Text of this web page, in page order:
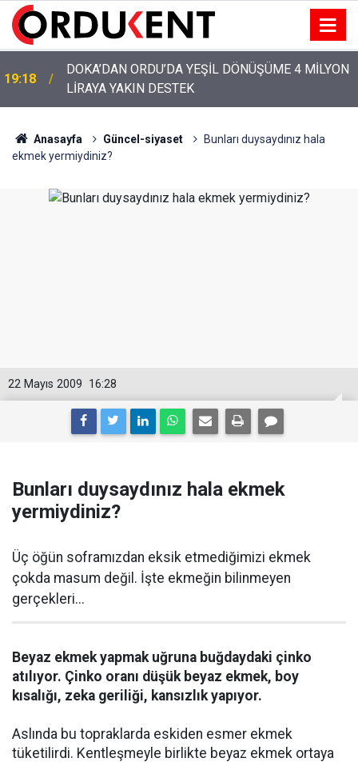
12:46
YENİ PARTİ’NİN ORDU’DAKİ 69 KİŞİLİK KURUCU
KADROSU AÇIKLANDI
Anasayfa Güncel-siyaset
Bunları duysaydınız hala
ekmek yermiydiniz?
16:28
22 Mayıs 2009
Bunları duysaydınız hala ekmek
yermiydiniz?
Üç öğün soframızdan eksik etmediğimizi ekmek
çokda masum değil. İşte ekmeğin bilinmeyen
gerçekleri...
Beyaz ekmek yapmak uğruna buğdaydaki çinko
atılıyor. Çinko oranı düşük beyaz ekmek, boy
kısalığı, zeka geriliği, kansızlık yapıyor.
Aslında bu topraklarda eskiden esmer ekmek
tüketilirdi. Kentleşmeyle birlikte beyaz ekmek ortaya